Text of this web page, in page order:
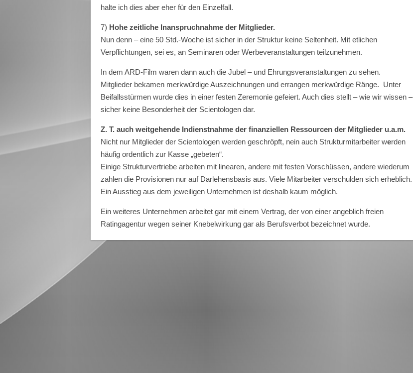
halte ich dies aber eher für den Einzelfall.
7) Hohe zeitliche Inanspruchnahme der Mitglieder.
Nun denn – eine 50 Std.-Woche ist sicher in der Struktur keine Seltenheit. Mit etlichen
Verpflichtungen, sei es, an Seminaren oder Werbeveranstaltungen teilzunehmen.
In dem ARD-Film waren dann auch die Jubel – und Ehrungsveranstaltungen zu sehen.
Mitglieder bekamen merkwürdige Auszeichnungen und errangen merkwürdige Ränge. Unter
Beifallsstürmen wurde dies in einer festen Zeremonie gefeiert. Auch dies stellt – wie wir wissen –
sicher keine Besonderheit der Scientologen dar.
Z. T. auch weitgehende Indienstnahme der finanziellen Ressourcen der Mitglieder u.a.m.
Nicht nur Mitglieder der Scientologen werden geschröpft, nein auch Strukturmitarbeiter werden
häufig ordentlich zur Kasse „gebeten“.
Einige Strukturvertriebe arbeiten mit linearen, andere mit festen Vorschüssen, andere wiederum
zahlen die Provisionen nur auf Darlehensbasis aus. Viele Mitarbeiter verschulden sich erheblich.
Ein Ausstieg aus dem jeweiligen Unternehmen ist deshalb kaum möglich.
Ein weiteres Unternehmen arbeitet gar mit einem Vertrag, der von einer angeblich freien
Ratingagentur wegen seiner Knebelwirkung gar als Berufsverbot bezeichnet wurde.